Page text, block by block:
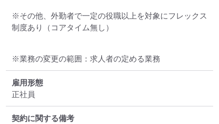
※その他、外勤者で一定の役職以上を対象にフレックス
制度あり（コアタイム無し）
※業務の変更の範囲：求人者の定める業務
雇用形態
正社員
契約に関する備考